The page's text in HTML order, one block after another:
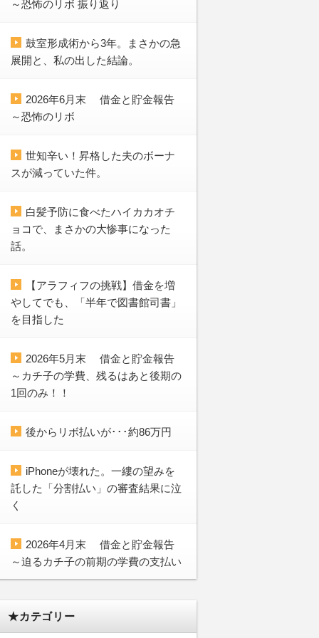
～恐怖のリボ 振り返り
鼓室形成術から3年。まさかの急
展開と、私の出した結論。
2026年6月末 借金と貯金報告
～恐怖のリボ
世知辛い！昇格した夫のボーナ
スが減っていた件。
白髪予防に食べたハイカカオチ
ョコで、まさかの大惨事になった
話。
【アラフィフの挑戦】借金を増
やしてでも、「半年で図書館司書」
を目指した
2026年5月末 借金と貯金報告
～カチ子の学費、残るはあと後期の
1回のみ！！
後からリボ払いが･･･約86万円
iPhoneが壊れた。一縷の望みを
託した「分割払い」の審査結果に泣
く
2026年4月末 借金と貯金報告
～迫るカチ子の前期の学費の支払い
★カテゴリー